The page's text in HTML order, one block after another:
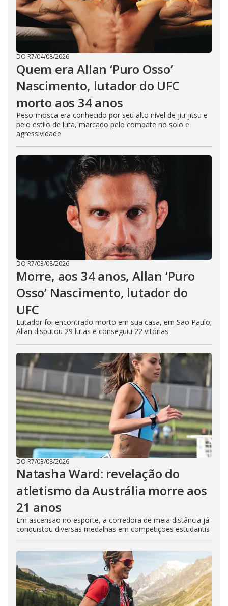
DO R7/04/08/2026
Quem era Allan ‘Puro Osso’
Nascimento, lutador do UFC
morto aos 34 anos
Peso-mosca era conhecido por seu alto nível de jiu-jitsu e
pelo estilo de luta, marcado pelo combate no solo e
agressividade
DO R7/03/08/2026
Morre, aos 34 anos, Allan ‘Puro
Osso’ Nascimento, lutador do
UFC
Lutador foi encontrado morto em sua casa, em São Paulo;
Allan disputou 29 lutas e conseguiu 22 vitórias
DO R7/03/08/2026
Natasha Ward: revelação do
atletismo da Austrália morre aos
21 anos
Em ascensão no esporte, a corredora de meia distância já
conquistou diversas medalhas em competições estudantis